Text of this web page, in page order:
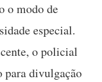
o modo de
especial.
o policial
divulgação